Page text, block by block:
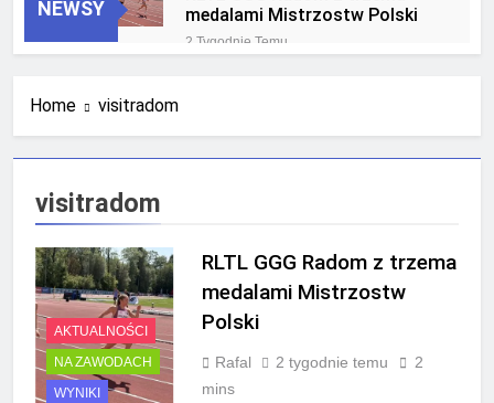
NEWSY
medalami Mistrzostw Polski
2 Tygodnie Temu
mistrzostw Polski U23 w
4 Tygodnie Temu
Home visitradom
visitradom
AKTUALNOŚCI
NA ZAWODACH
WYNIKI
RLTL GGG Radom z trzema
medalami Mistrzostw
Polski
Rafal 2 tygodnie temu
2
mins